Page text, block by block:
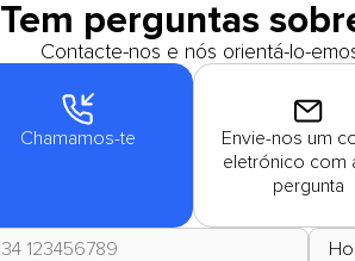
Tem perguntas
Contacte-nos e nós orientá-lo-
Chamamos-te
Envie-nos um
eletrónico com
pergunta